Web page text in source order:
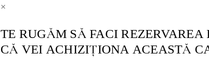
×
TE RUGĂM SĂ FACI
CĂ VEI ACHIZIŢIONA ACEASTĂ